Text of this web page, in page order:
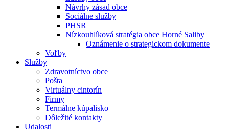
Návrhy zásad obce
Sociálne služby
PHSR
Nízkouhlíková stratégia obce Horné Saliby
Oznámenie o strategickom dokumente
Voľby
Služby
Zdravotníctvo obce
Pošta
Virtuálny cintorín
Firmy
Termálne kúpalisko
Dôležité kontakty
Udalosti